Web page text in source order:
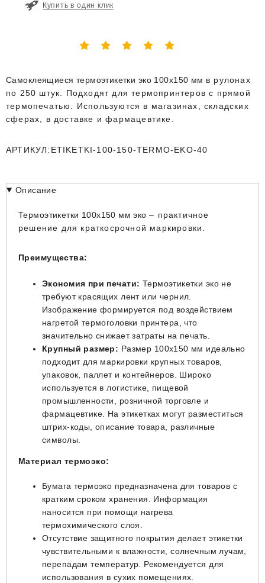
Самоклеящиеся термоэтикетки эко 100х150 мм в рулонах
по 250 штук. Подходят для термопринтеров с прямой
термопечатью. Используются в магазинах, складских
сферах, в доставке и фармацевтике.
АРТИКУЛ:ETIKETKI-100-150-TERMO-EKO-40
Купить в один клик
Описание
Термоэтикетки 100х150 мм эко– практичное
решение для краткосрочной маркировки.
Преимущества:
Экономия при печати: Термоэтикетки эконе
требуют красящих лент или чернил.
Изображение формируется под воздействием
нагретой термоголовки принтера, что
значительно снижает затраты на печать.
Крупный размер: Размер 100х150 мм идеально
подходит для маркировки крупных товаров,
упаковок, паллет и контейнеров. Широко
используется в логистике, пищевой
промышленности, розничной торговле и
фармацевтике. На этикетках могут разместиться
штрих-коды, описание товара, различные
символы.
Материал термоэко:
Бумага термоэко предназначена для товаров с
кратким сроком хранения. Информация
наносится при помощи нагрева
термохимического слоя.
Отсутствие защитного покрытия делает этикетки
чувствительными к влажности, солнечным лучам,
перепадам температур. Рекомендуется для
использования в сухих помещениях.